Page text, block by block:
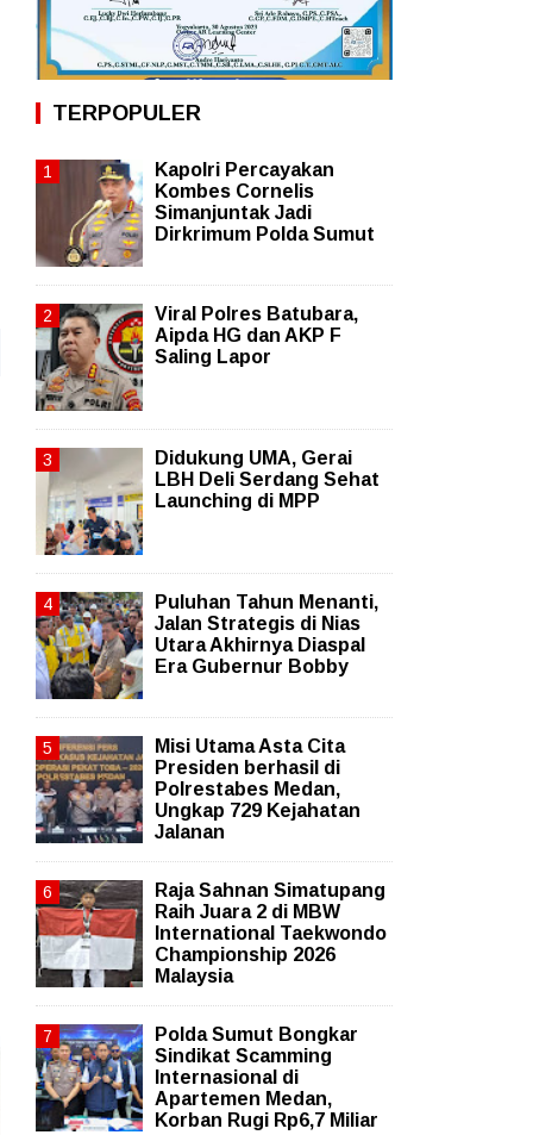
TERPOPULER
Kapolri Percayakan
Kombes Cornelis
Simanjuntak Jadi
Dirkrimum Polda Sumut
Viral Polres Batubara,
Aipda HG dan AKP F
Saling Lapor
Didukung UMA, Gerai
LBH Deli Serdang Sehat
Launching di MPP
Puluhan Tahun Menanti,
Jalan Strategis di Nias
Utara Akhirnya Diaspal
Era Gubernur Bobby
Misi Utama Asta Cita
Presiden berhasil di
Polrestabes Medan,
Ungkap 729 Kejahatan
Jalanan
Raja Sahnan Simatupang
Raih Juara 2 di MBW
International Taekwondo
Championship 2026
Malaysia
Polda Sumut Bongkar
Sindikat Scamming
Internasional di
Apartemen Medan,
Korban Rugi Rp6,7 Miliar